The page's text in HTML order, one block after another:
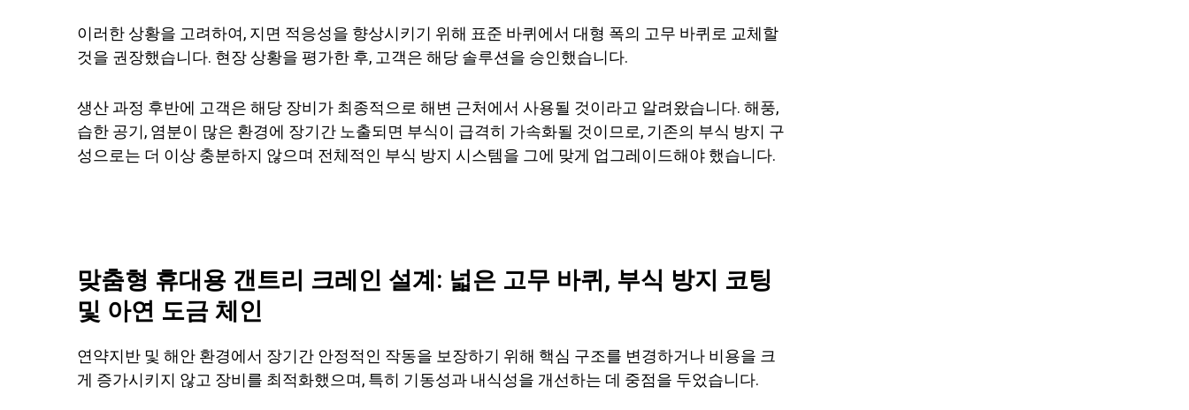
이러한 상황을 고려하여, 지면 적응성을 향상시키기 위해 표준 바퀴에서 대형 폭의 고무 바퀴로 교체할
것을 권장했습니다. 현장 상황을 평가한 후, 고객은 해당 솔루션을 승인했습니다.
생산 과정 후반에 고객은 해당 장비가 최종적으로 해변 근처에서 사용될 것이라고 알려왔습니다. 해풍,
습한 공기, 염분이 많은 환경에 장기간 노출되면 부식이 급격히 가속화될 것이므로, 기존의 부식 방지 구
성으로는 더 이상 충분하지 않으며 전체적인 부식 방지 시스템을 그에 맞게 업그레이드해야 했습니다.
맞춤형 휴대용 갠트리 크레인 설계: 넓은 고무 바퀴, 부식 방지 코팅
및 아연 도금 체인
연약지반 및 해안 환경에서 장기간 안정적인 작동을 보장하기 위해 핵심 구조를 변경하거나 비용을 크
게 증가시키지 않고 장비를 최적화했으며, 특히 기동성과 내식성을 개선하는 데 중점을 두었습니다.